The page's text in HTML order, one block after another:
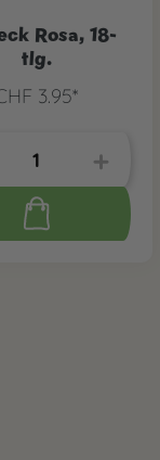
Rosa, 18-
tlg.
3.95*